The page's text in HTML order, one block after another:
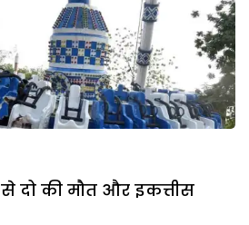
दो की मौत और इकत्तीस